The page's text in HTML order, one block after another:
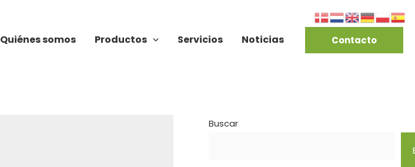
Quiénes somos Productos Servicios Noticias Contacto
Buscar